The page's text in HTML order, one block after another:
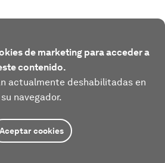
de marketing para acceder a
contenido.
actualmente deshabilitadas en
su navegador.
Aceptar cookies